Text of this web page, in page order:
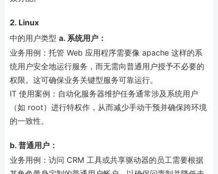
2. Linux
中的用户类型 a. 系统用户：
业务用例：托管 Web 应用程序需要像 apache 这样的系
统用户安全地运行服务，而无需向普通用户授予不必要的
权限。这可确保业务关键型服务可靠运行。
IT 使用案例：自动化服务器维护任务通常涉及系统用户
（如 root）进行特权作，从而减少手动干预并确保跨环境
的一致性。
b. 普通用户：
业务用例：访问 CRM 工具或共享驱动器的员工需要根据